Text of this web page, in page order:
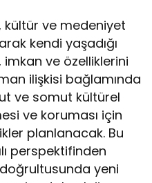
kültür ve medeniyet
kendi yaşadığı
imkan ve özelliklerini
ilişkisi bağlamında
ve somut kültürel
ve koruması için
planlanacak. Bu
perspektifinden
yeni